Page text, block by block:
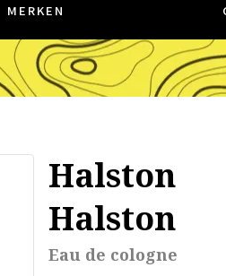
MERKEN
Halston
Halston
Eau de cologne